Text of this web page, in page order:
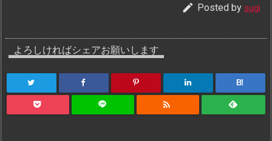
 Posted by sugi
よろしければシェアお願いします
B!
